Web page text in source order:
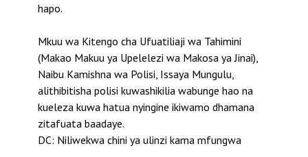
hapo.
Mkuu wa Kitengo cha Ufuatiliaji wa Tahimini
(Makao Makuu ya Upelelezi wa Makosa ya Jinai),
Naibu Kamishna wa Polisi, Issaya Mungulu,
alithibitisha polisi kuwashikilia wabunge hao na
kueleza kuwa hatua nyingine ikiwamo dhamana
zitafuata baadaye.
DC: Niliwekwa chini ya ulinzi kama mfungwa